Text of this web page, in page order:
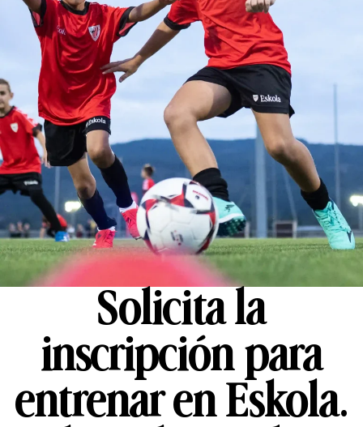
Solicita la
inscripción para
entrenar en Eskola.